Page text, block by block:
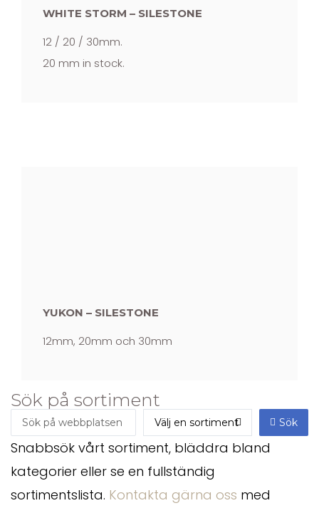
WHITE STORM – SILESTONE
12 / 20 / 30mm.
20 mm in stock.
YUKON – SILESTONE
12mm, 20mm och 30mm
Sök på sortiment
Sök
Snabbsök vårt sortiment, bläddra bland
kategorier eller se en fullständig
sortimentslista. Kontakta gärna oss med